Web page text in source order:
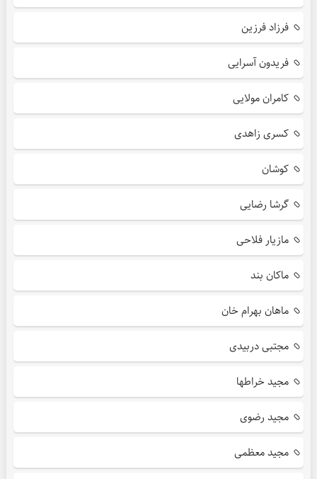
فرزاد فرزین
فریدون آسرایی
کامران مولایی
کسری زاهدی
کوشان
گرشا رضایی
مازیار فلاحی
ماکان بند
ماهان بهرام خان
مجتبی دربیدی
مجید خراطها
مجید رضوی
مجید معظمی